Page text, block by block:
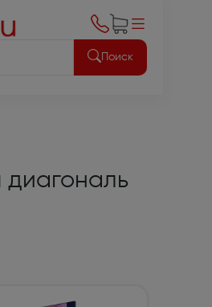
Поиск
диагональ